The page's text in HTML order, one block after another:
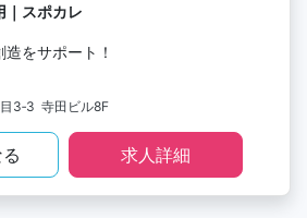
｜スポカレ
をサポート！
3‐3 寺田ビル8F
求人詳細